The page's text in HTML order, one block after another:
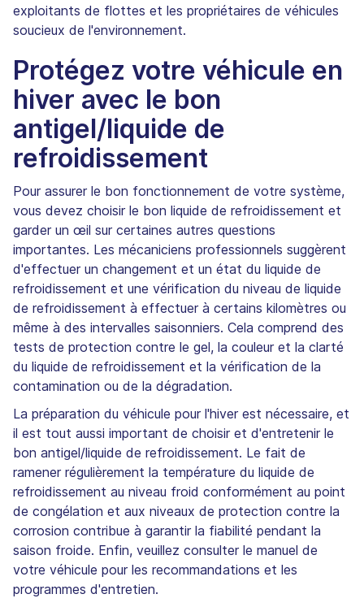
exploitants de flottes et les propriétaires de véhicules
soucieux de l'environnement.
Protégez votre véhicule en
hiver avec le bon
antigel/liquide de
refroidissement
Pour assurer le bon fonctionnement de votre système,
vous devez choisir le bon liquide de refroidissement et
garder un œil sur certaines autres questions
importantes. Les mécaniciens professionnels suggèrent
d'effectuer un changement et un état du liquide de
refroidissement et une vérification du niveau de liquide
de refroidissement à effectuer à certains kilomètres ou
même à des intervalles saisonniers. Cela comprend des
tests de protection contre le gel, la couleur et la clarté
du liquide de refroidissement et la vérification de la
contamination ou de la dégradation.
La préparation du véhicule pour l'hiver est nécessaire, et
il est tout aussi important de choisir et d'entretenir le
bon antigel/liquide de refroidissement. Le fait de
ramener régulièrement la température du liquide de
refroidissement au niveau froid conformément au point
de congélation et aux niveaux de protection contre la
corrosion contribue à garantir la fiabilité pendant la
saison froide. Enfin, veuillez consulter le manuel de
votre véhicule pour les recommandations et les
programmes d'entretien.